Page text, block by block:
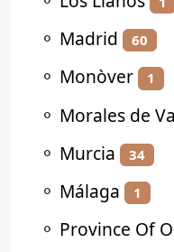
⚬ Madrid 60
⚬ Monòver 1
⚬ Morales de
⚬ Murcia 34
⚬ Málaga 1
⚬ Province Of